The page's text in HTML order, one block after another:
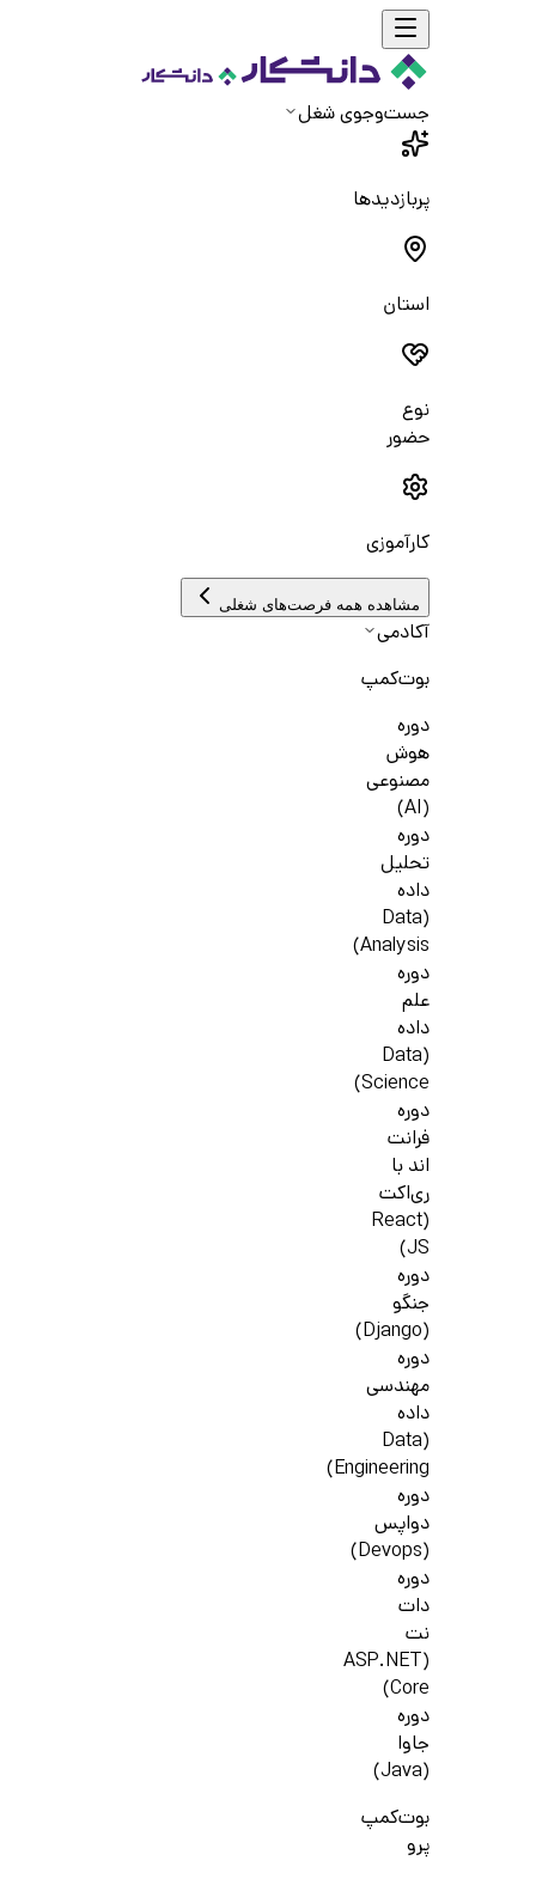
جست‌و‌جوی شغل
پربازدیدها
استان
نوع
حضور
کارآموزی
مشاهده همه فرصت‌های شغلی
آکادمی
بوت‌کمپ
دوره
هوش
مصنوعی
(AI)
دوره
تحلیل
داده
(Data
Analysis)
دوره
علم
داده
(Data
Science)
دوره
فرانت
اند با
ری‌اکت
(React
JS)
دوره
جنگو
(Django)
دوره
مهندسی
داده
(Data
Engineering)
دوره
دواپس
(Devops)
دوره
دات
نت
(ASP.NET
Core)
دوره
جاوا
(Java)
بوت‌کمپ
پرو